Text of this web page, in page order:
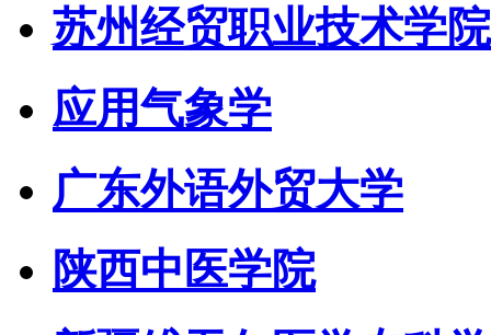
苏州经贸职业技术学院
应用气象学
广东外语外贸大学
陕西中医学院